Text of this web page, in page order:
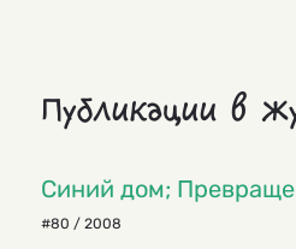
Публикации в
Синий дом;
#80 / 2008